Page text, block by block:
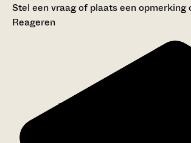
Stel een vraag of plaats een opmerking
Reageren